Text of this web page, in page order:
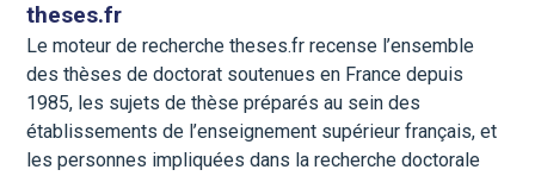
theses.fr
Le moteur de recherche theses.fr recense l’ensemble
des thèses de doctorat soutenues en France depuis
1985, les sujets de thèse préparés au sein des
établissements de l’enseignement supérieur français, et
les personnes impliquées dans la recherche doctorale